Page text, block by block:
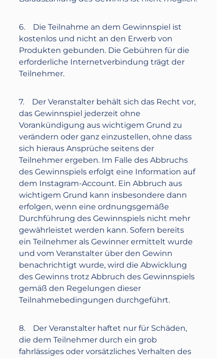
6. Die Teilnahme an dem Gewinnspiel ist
kostenlos und nicht an den Erwerb von
Produkten gebunden. Die Gebühren für die
erforderliche Internetverbindung trägt der
Teilnehmer.
7. Der Veranstalter behält sich das Recht vor,
das Gewinnspiel jederzeit ohne
Vorankündigung aus wichtigem Grund zu
verändern oder ganz einzustellen, ohne dass
sich hieraus Ansprüche seitens der
Teilnehmer ergeben. Im Falle des Abbruchs
des Gewinnspiels erfolgt eine Information auf
dem Instagram-Account. Ein Abbruch aus
wichtigem Grund kann insbesondere dann
erfolgen, wenn eine ordnungsgemäße
Durchführung des Gewinnspiels nicht mehr
gewährleistet werden kann. Sofern bereits
ein Teilnehmer als Gewinner ermittelt wurde
und vom Veranstalter über den Gewinn
benachrichtigt wurde, wird die Abwicklung
des Gewinns trotz Abbruch des Gewinnspiels
gemäß den Regelungen dieser
Teilnahmebedingungen durchgeführt.
8. Der Veranstalter haftet nur für Schäden,
die dem Teilnehmer durch ein grob
fahrlässiges oder vorsätzliches Verhalten des